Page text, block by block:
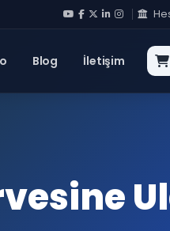
Blog İletişim